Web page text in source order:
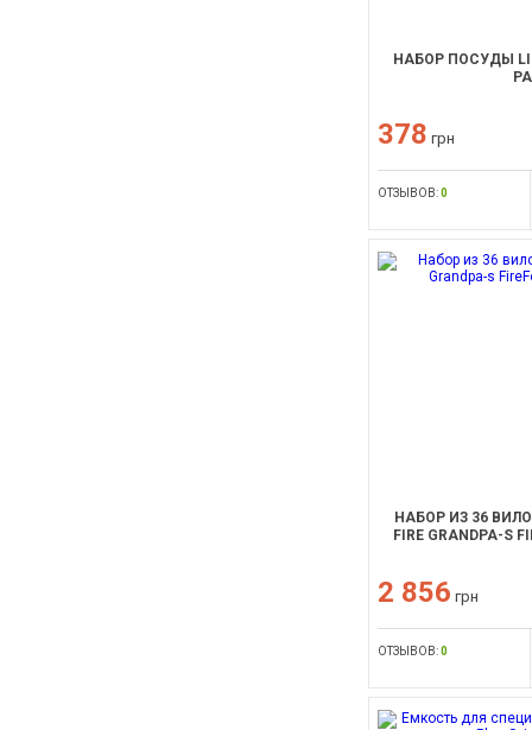
НАБОР ПОСУДЫ
378 грн
ОТЗЫВОВ:0
НАБОР ИЗ 36
FIRE GRANDPA-S
2 856 грн
ОТЗЫВОВ:0